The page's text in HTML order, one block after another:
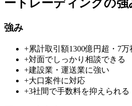
ートレーディングの強
強み
+累計取引額1300億円超・7万
+対面でしっかり相談できる
+建設業・運送業に強い
+大口案件に対応
+3社間で手数料を抑えられる